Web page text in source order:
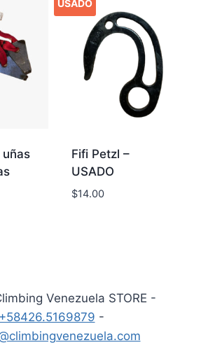
USADO
Fifi Petzl –
USADO
$14.00
Venezuela STORE -
+58426.5169879 -